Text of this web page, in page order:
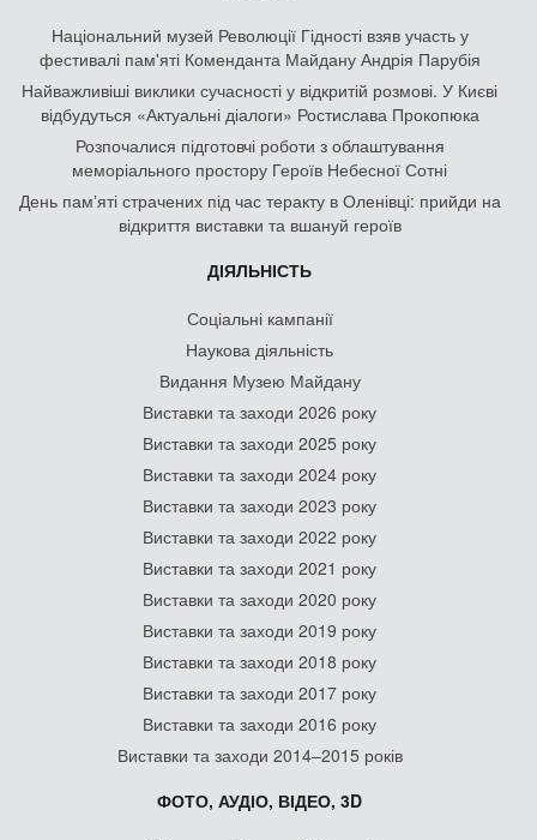
Національний музей Революції Гідності взяв участь у
фестивалі пам'яті Коменданта Майдану Андрія Парубія
Найважливіші виклики сучасності у відкритій розмові. У Києві
відбудуться «Актуальні діалоги» Ростислава Прокопюка
Розпочалися підготовчі роботи з облаштування
меморіального простору Героїв Небесної Сотні
День памʼяті страчених під час теракту в Оленівці: прийди на
відкриття виставки та вшануй героїв
ДІЯЛЬНІСТЬ
Соціальні кампанії
Наукова діяльність
Видання Музею Майдану
Виставки та заходи 2026 року
Виставки та заходи 2025 року
Виставки та заходи 2024 року
Виставки та заходи 2023 року
Виставки та заходи 2022 року
Виставки та заходи 2021 року
Виставки та заходи 2020 року
Виставки та заходи 2019 року
Виставки та заходи 2018 року
Виставки та заходи 2017 року
Виставки та заходи 2016 року
Виставки та заходи 2014–2015 років
ФОТО, АУДІО, ВІДЕО, 3D